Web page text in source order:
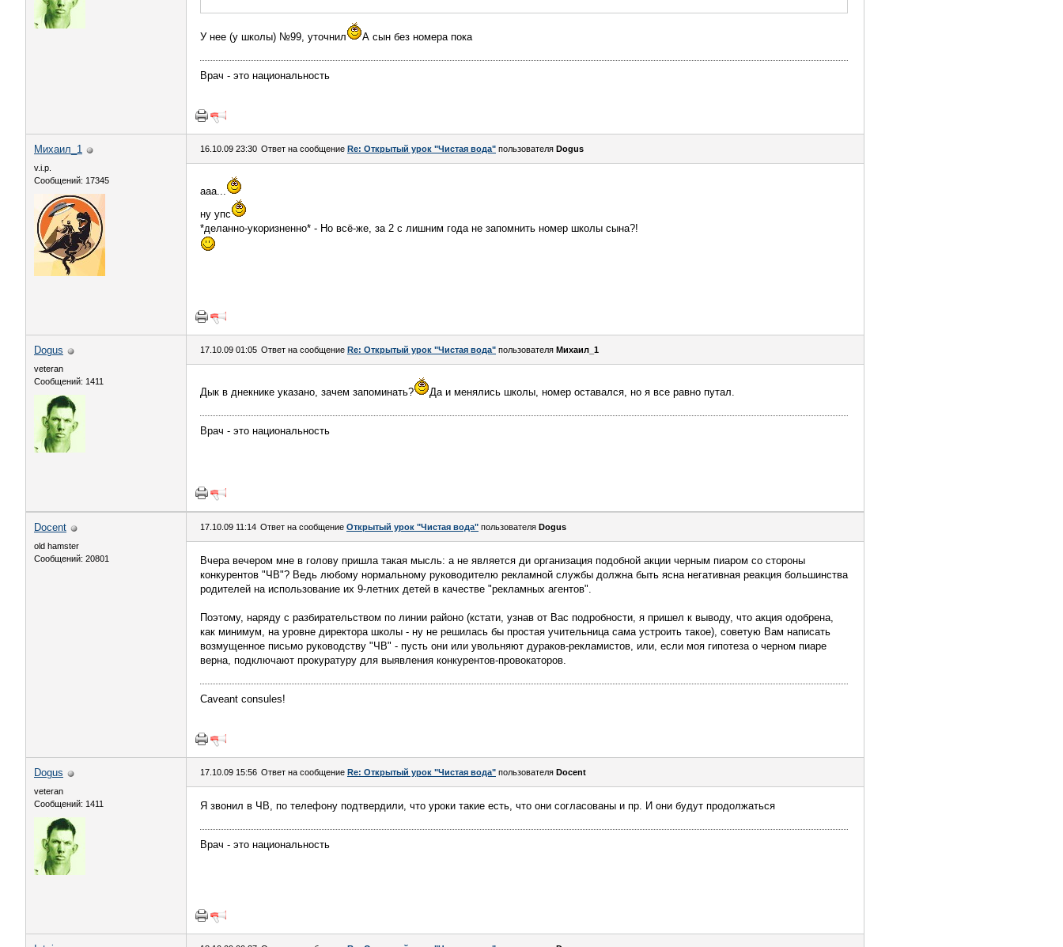
У нее (у школы) №99, уточнил А сын без номера пока
Врач - это национальность
Михаил_1
v.i.p.
Сообщений: 17345
16.10.09 23:30 Ответ на сообщение Re: Открытый урок "Чистая вода" пользователя Dogus
ааа...
ну упс
*деланно-укоризненно* - Но всё-же, за 2 с лишним года не запомнить номер школы сына?!
Dogus
veteran
Сообщений: 1411
17.10.09 01:05 Ответ на сообщение Re: Открытый урок "Чистая вода" пользователя Михаил_1
Дык в днекнике указано, зачем запоминать? Да и менялись школы, номер оставался, но я все равно путал.
Врач - это национальность
Docent
old hamster
Сообщений: 20801
17.10.09 11:14 Ответ на сообщение Открытый урок "Чистая вода" пользователя Dogus
Вчера вечером мне в голову пришла такая мысль: а не является ди организация подобной акции черным пиаром со стороны
конкурентов "ЧВ"? Ведь любому нормальному руководителю рекламной службы должна быть ясна негативная реакция большинства
родителей на использование их 9-летних детей в качестве "рекламных агентов".
Поэтому, наряду с разбирательством по линии районо (кстати, узнав от Вас подробности, я пришел к выводу, что акция одобрена,
как минимум, на уровне директора школы - ну не решилась бы простая учительница сама устроить такое), советую Вам написать
возмущенное письмо руководству "ЧВ" - пусть они или увольняют дураков-рекламистов, или, если моя гипотеза о черном пиаре
верна, подключают прокуратуру для выявления конкурентов-провокаторов.
Caveant consules!
Dogus
veteran
Сообщений: 1411
17.10.09 15:56 Ответ на сообщение Re: Открытый урок "Чистая вода" пользователя Docent
Я звонил в ЧВ, по телефону подтвердили, что уроки такие есть, что они согласованы и пр. И они будут продолжаться
Врач - это национальность